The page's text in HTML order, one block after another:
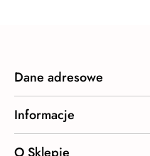
Dane adresowe
Informacje